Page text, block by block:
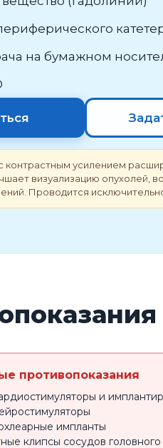
на бумажном
усилением
визуализацию опухолей,
Проводится
противопоказания
и
импланты
клипсы сосудов головного